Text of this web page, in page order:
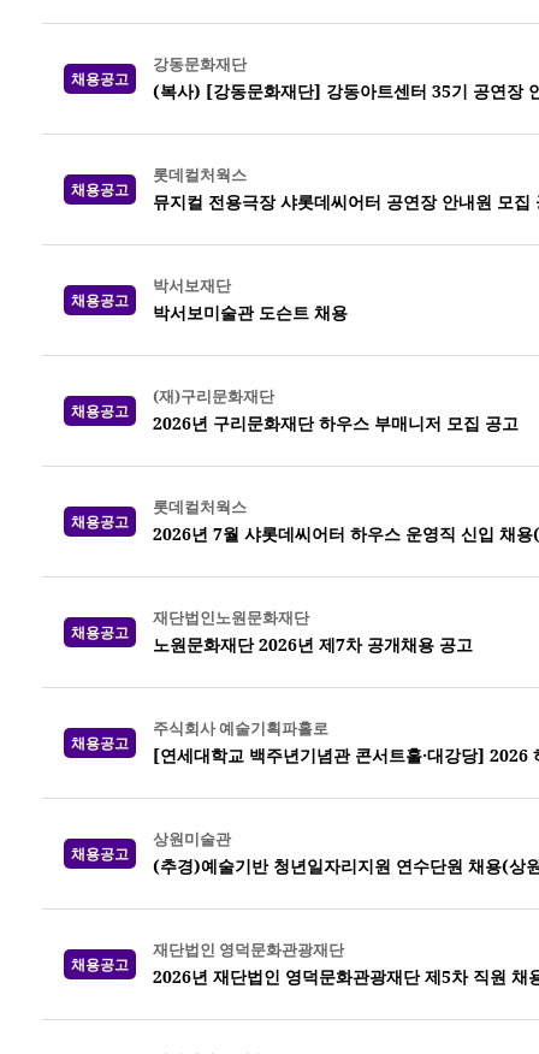
채용공고
강동문화재단
(복사) [강동문화재단] 강동아트센터 35기 공연장
채용공고
롯데컬처웍스
뮤지컬 전용극장 샤롯데씨어터 공연장 안내원 모
채용공고
박서보재단
박서보미술관 도슨트 채용
채용공고
(재)구리문화재단
2026년 구리문화재단 하우스 부매니저 모집 공고
채용공고
롯데컬처웍스
2026년 7월 샤롯데씨어터 하우스 운영직 신입 채
채용공고
재단법인노원문화재단
노원문화재단 2026년 제7차 공개채용 공고
채용공고
주식회사 예술기획파홀로
[연세대학교 백주년기념관 콘서트홀·대강당] 2026
채용공고
상원미술관
(추경)예술기반 청년일자리지원 연수단원 채용(상
채용공고
재단법인 영덕문화관광재단
2026년 재단법인 영덕문화관광재단 제5차 직원 채